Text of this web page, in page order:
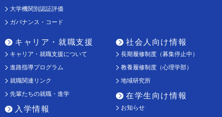
大学機関別認証評価
ガバナンス・コード
キャリア・就職支援
キャリア・就職支援について
進路指導プログラム
就職関連リンク
先輩たちの就職・進学
入学情報
社会人向け情報
長期履修制度（募集停止中）
教養履修制度（心理学部）
地域研究所
在学生向け情報
お知らせ